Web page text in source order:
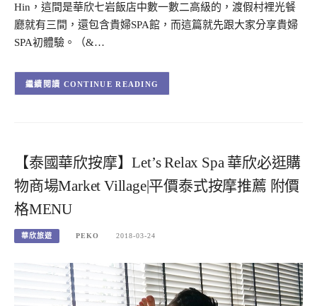
Hin，這間是華欣七岩飯店中數一數二高級的，渡假村裡光餐
廳就有三間，還包含貴婦SPA館，而這篇就先跟大家分享貴婦
SPA初體驗。（&…
CONTINUE READING
【泰國華欣按摩】Let’s Relax Spa 華欣必逛購
物商場Market Village|平價泰式按摩推薦 附價
格MENU
華欣旅遊 PEKO 2018-03-24